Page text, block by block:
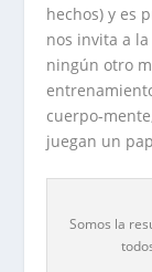
hechos) y es
nos invita a
ningún otro
cuerpo-
juegan un
Somos la